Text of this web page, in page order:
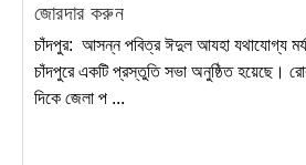
জোরদার করুন
চাঁদপুর: আসন্ন পবিত্র ঈদুল আযহা যথাযোগ্য
চাঁদপুরে একটি প্রস্তুতি সভা অনুষ্ঠিত হয়েছে।
দিকে জেলা প ...